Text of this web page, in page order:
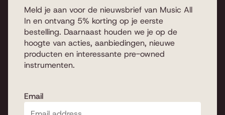
Meld je aan voor de nieuwsbrief van Music All
In en ontvang 5% korting op je eerste
bestelling. Daarnaast houden we je op de
hoogte van acties, aanbiedingen, nieuwe
producten en interessante pre-owned
instrumenten.
Email